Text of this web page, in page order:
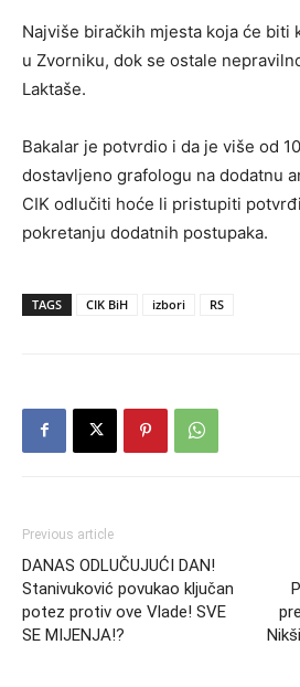
Najviše biračkih mjesta koja će biti
u Zvorniku, dok se ostale
Laktaše.
Bakalar je potvrdio i da je više od
dostavljeno grafologu na dodatnu
CIK odlučiti hoće li pristupiti
pokretanju dodatnih postupaka.
TAGS CIK BiH izbori RS
Previous article
DANAS ODLUČUJUĆI DAN!
Stanivuković povukao ključan
potez protiv ove Vlade! SVE
SE MIJENJA!?